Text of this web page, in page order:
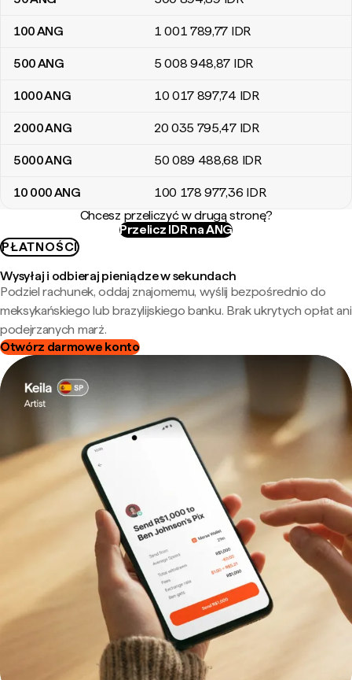
100ANG 1 001 789,77 IDR
500ANG 5 008 948,87 IDR
1000ANG 10 017 897,74 IDR
2000ANG 20 035 795,47 IDR
5000ANG 50 089 488,68 IDR
10 000ANG 100 178 977,36 IDR
Chcesz przeliczyć w drugą stronę?
Przelicz IDR na ANG
PŁATNOŚCI
Wysyłaj i odbieraj pieniądze w sekundach
Podziel rachunek, oddaj znajomemu, wyślij bezpośrednio do
meksykańskiego lub brazylijskiego banku. Brak ukrytych opłat ani
podejrzanych marż.
Otwórz darmowe konto